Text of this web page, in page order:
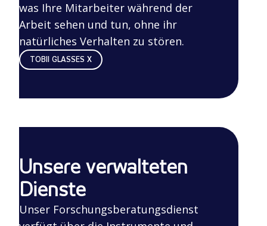
was Ihre Mitarbeiter während der
Arbeit sehen und tun, ohne ihr
natürliches Verhalten zu stören.
TOBII GLASSES X
Unsere verwalteten
Dienste
Unser Forschungsberatungsdienst